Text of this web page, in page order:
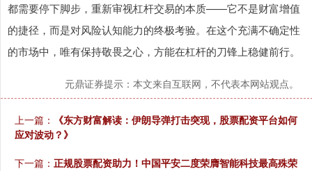
都需要停下脚步，重新审视杠杆交易的本质——它不是财富增值
的捷径，而是对风险认知能力的终极考验。在这个充满不确定性
的市场中，唯有保持敬畏之心，方能在杠杆的刀锋上稳健前行。
元鼎证券提示：本文来自互联网，不代表本网站观点。
上一篇：
《东方财富解读：伊朗导弹打击突现，股票配资平台如何
应对波动？》
下一篇： 正规股票配资助力！中国平安二度荣膺智能科技最高殊荣